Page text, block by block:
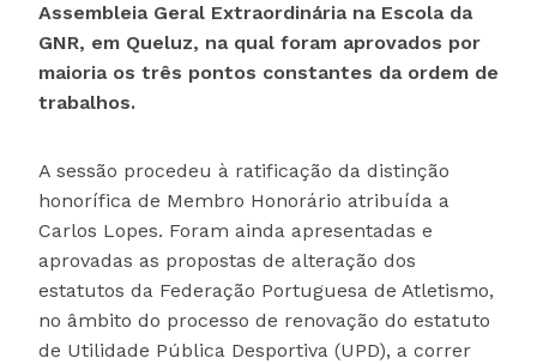
Assembleia Geral Extraordinária na Escola da
GNR, em Queluz, na qual foram aprovados por
maioria os três pontos constantes da ordem de
trabalhos.
A sessão procedeu à ratificação da distinção
honorífica de Membro Honorário atribuída a
Carlos Lopes. Foram ainda apresentadas e
aprovadas as propostas de alteração dos
estatutos da Federação Portuguesa de Atletismo,
no âmbito do processo de renovação do estatuto
de Utilidade Pública Desportiva (UPD), a correr